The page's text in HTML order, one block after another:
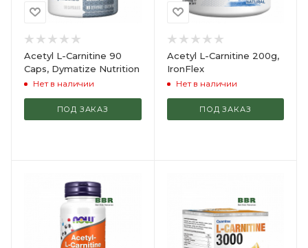
Acetyl L-Carnitine 90
Caps, Dymatize Nutrition
Нет в наличии
ПОД ЗАКАЗ
Acetyl L-Carnitine 200g,
IronFlex
Нет в наличии
ПОД ЗАКАЗ